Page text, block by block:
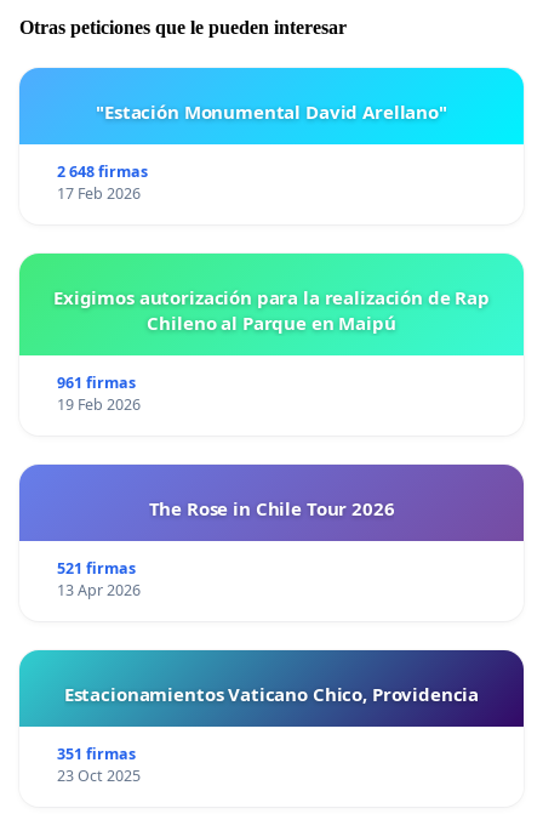
control vehícular en ambos sentidos.
Otras peticiones que le pueden interesar
"Estación Monumental David Arellano"
2 648 firmas
17 Feb 2026
Exigimos autorización para la realización de Rap
Chileno al Parque en Maipú
961 firmas
19 Feb 2026
The Rose in Chile Tour 2026
521 firmas
13 Apr 2026
Estacionamientos Vaticano Chico, Providencia
351 firmas
23 Oct 2025